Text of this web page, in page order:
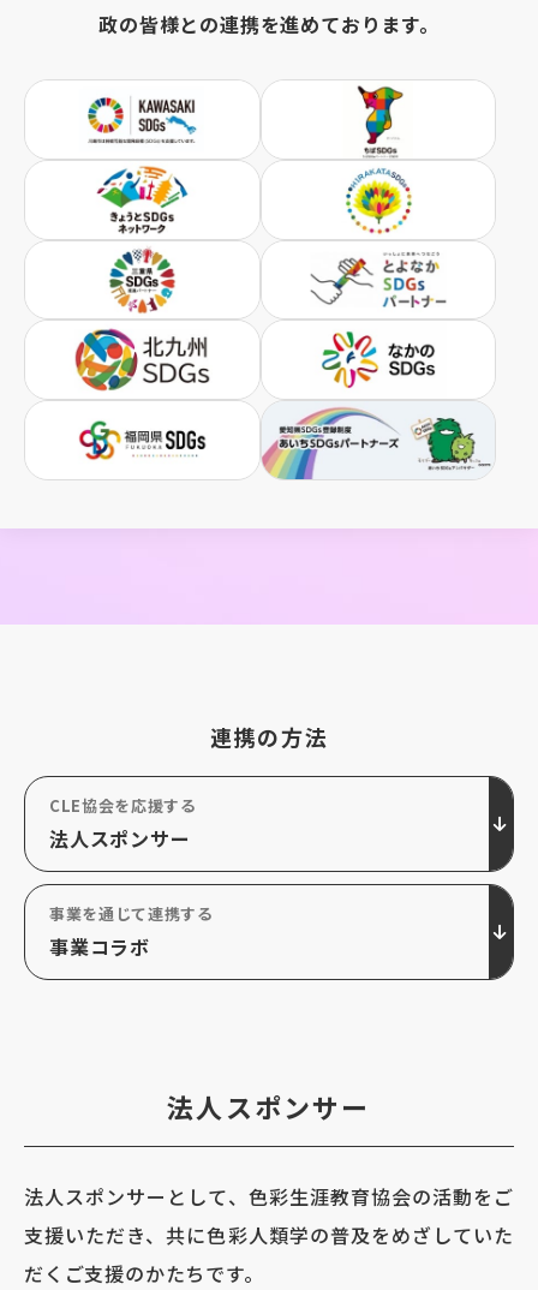
政の皆様との連携を進めております。
連携の方法
CLE協会を応援する
法人スポンサー
事業を通じて連携する
事業コラボ
法人スポンサー
法人スポンサーとして、色彩生涯教育協会の活動をご
支援いただき、共に色彩人類学の普及をめざしていた
だくご支援のかたちです。